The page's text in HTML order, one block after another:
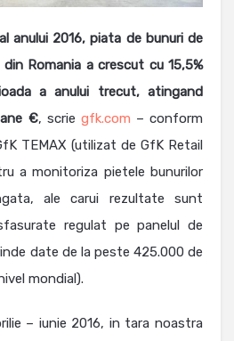
anului 2016, piata de bunuri de
Romania a crescut cu 15,5%
a anului trecut, atingand
€, scrie gfk.com – conform
TEMAX (utilizat de GfK Retail
a monitoriza pietele bunurilor
ale carui rezultate sunt
regulat pe panelul de
date de la peste 425.000 de
mondial).
– iunie 2016, in tara noastra